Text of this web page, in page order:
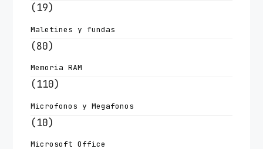
(19)
Maletines y fundas
(80)
Memoria RAM
(110)
Microfonos y Megafonos
(10)
Microsoft Office